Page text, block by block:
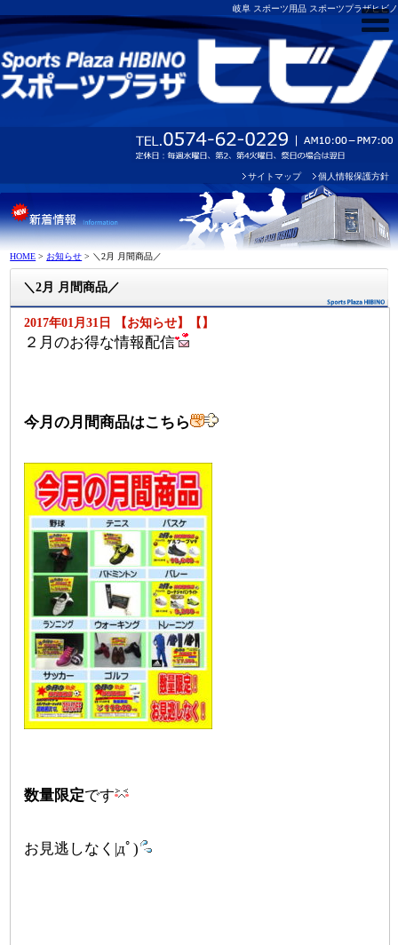
岐阜 スポーツ用品 スポーツプラザヒビノ
サイトマップ 個人情報保護方針
HOME > お知らせ > ＼2月 月間商品／
＼2月 月間商品／
2017年01月31日 【お知らせ】【】
２月のお得な情報配信
今月の月間商品はこちら
数量限定です
お見逃しなく|дﾟ)